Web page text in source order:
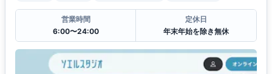
営業時間
6:00〜24:00
定休日
年末年始を除き無休